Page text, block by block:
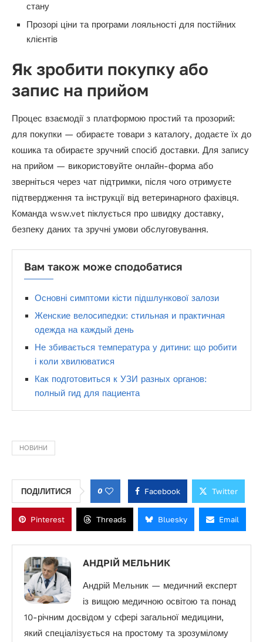
стану
Прозорі ціни та програми лояльності для постійних
клієнтів
Як зробити покупку або
запис на прийом
Процес взаємодії з платформою простий та прозорий:
для покупки — обираєте товари з каталогу, додаєте їх до
кошика та обираєте зручний спосіб доставки. Для запису
на прийом — використовуйте онлайн-форма або
зверніться через чат підтримки, після чого отримуєте
підтвердження та інструкції від ветеринарного фахівця.
Команда wsw.vet піклується про швидку доставку,
безпеку даних та зручні умови обслуговування.
Вам також може сподобатися
Основні симптоми кісти підшлункової залози
Женские велосипедки: стильная и практичная
одежда на каждый день
Не збивається температура у дитини: що робити
і коли хвилюватися
Как подготовиться к УЗИ разных органов:
полный гид для пациента
НОВИНИ
ПОДІЛИТИСЯ 0 Facebook Twitter
Pinterest Threads Bluesky Email
АНДРІЙ МЕЛЬНИК
Андрій Мельник — медичний експерт
із вищою медичною освітою та понад
10-річним досвідом у сфері загальної медицини,
який спеціалізується на простому та зрозумілому